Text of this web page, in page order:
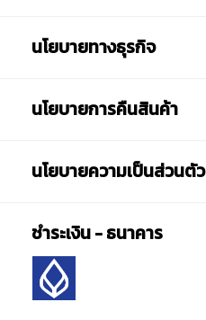
นโยบายทางธุรกิจ
นโยบายการคืนสินค้า
นโยบายความเป็นส่วนตัว
ชำระเงิน - ธนาคาร